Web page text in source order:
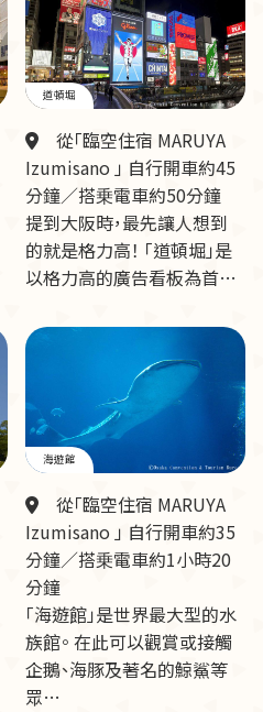
道頓堀
從「臨空住宿 MARUYA
Izumisano 」 自行開車約45
分鐘／搭乗電車約50分鐘
提到大阪時，最先讓人想到
的就是格力高！ 「道頓堀」是
以格力高的廣告看板為首…
海遊館
從「臨空住宿 MARUYA
Izumisano 」 自行開車約35
分鐘／搭乗電車約1小時20
分鐘
「海遊館」是世界最大型的水
族館。 在此可以觀賞或接觸
企鵝、海豚及著名的鯨鯊等
眾…